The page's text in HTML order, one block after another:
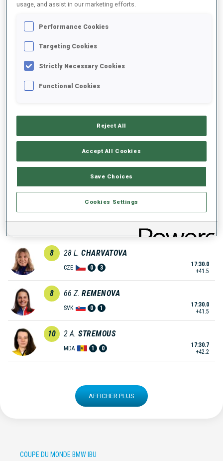
BEL 0 0
3 5 P. BATOVSKA FIALKOVA
SVK 0 1
17:20.7
ZUK
POL 1 0
+33.9
7 24 S. KUELM
17:26.7
8 28 L. CHARVATOVA
CZE 0 3
17:30.0
+41.5
8 66 Z. REMENOVA
SVK 0 1
17:30.0
+41.5
10 2 A. STREMOUS
MDA 1 0
17:30.7
+42.2
AFFICHER PLUS
COUPE DU MONDE BMW IBU
usage, and assist in our marketing efforts.
Performance Cookies
Targeting Cookies
Strictly Necessary Cookies
Functional Cookies
Reject All
Accept All Cookies
Save Choices
Cookies Settings